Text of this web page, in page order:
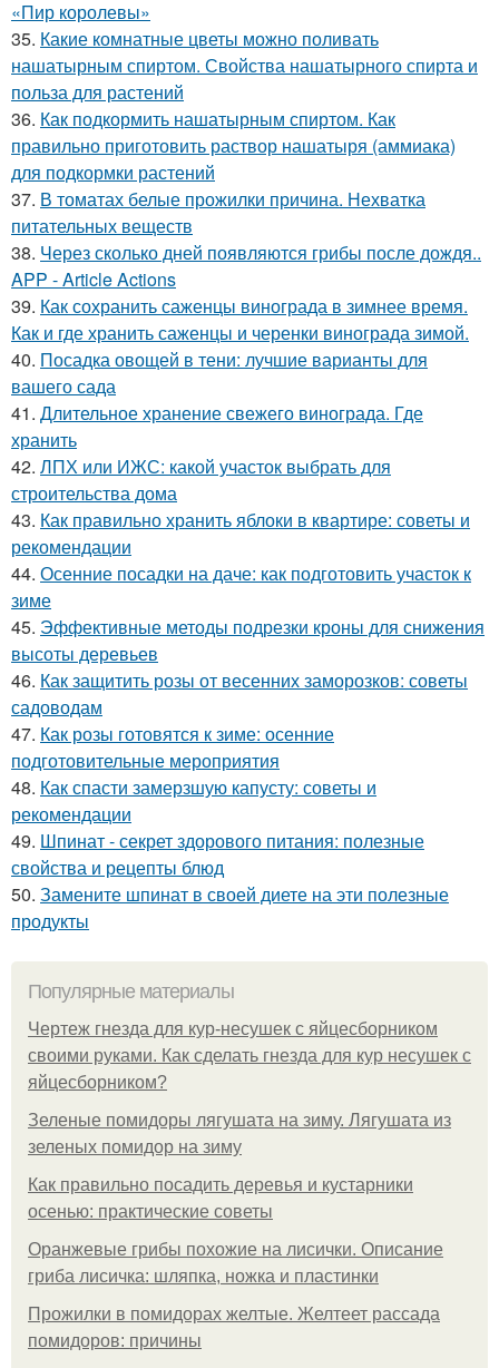
«Пир королевы»
35. Какие комнатные цветы можно поливать
нашатырным спиртом. Свойства нашатырного спирта и
польза для растений
36. Как подкормить нашатырным спиртом. Как
правильно приготовить раствор нашатыря (аммиака)
для подкормки растений
37. В томатах белые прожилки причина. Нехватка
питательных веществ
38. Через сколько дней появляются грибы после дождя..
APP - Article Actions
39. Как сохранить саженцы винограда в зимнее время.
Как и где хранить саженцы и черенки винограда зимой.
40. Посадка овощей в тени: лучшие варианты для
вашего сада
41. Длительное хранение свежего винограда. Где
хранить
42. ЛПХ или ИЖС: какой участок выбрать для
строительства дома
43. Как правильно хранить яблоки в квартире: советы и
рекомендации
44. Осенние посадки на даче: как подготовить участок к
зиме
45. Эффективные методы подрезки кроны для снижения
высоты деревьев
46. Как защитить розы от весенних заморозков: советы
садоводам
47. Как розы готовятся к зиме: осенние
подготовительные мероприятия
48. Как спасти замерзшую капусту: советы и
рекомендации
49. Шпинат - секрет здорового питания: полезные
свойства и рецепты блюд
50. Замените шпинат в своей диете на эти полезные
продукты
Популярные материалы
Чертеж гнезда для кур-несушек с яйцесборником
своими руками. Как сделать гнезда для кур несушек с
яйцесборником?
Зеленые помидоры лягушата на зиму. Лягушата из
зеленых помидор на зиму
Как правильно посадить деревья и кустарники
осенью: практические советы
Оранжевые грибы похожие на лисички. Описание
гриба лисичка: шляпка, ножка и пластинки
Прожилки в помидорах желтые. Желтеет рассада
помидоров: причины